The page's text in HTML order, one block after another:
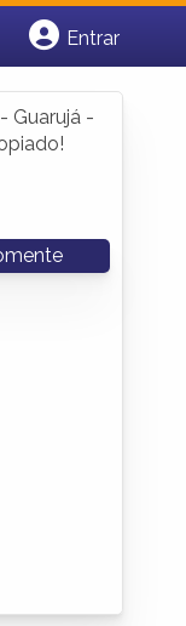
Entrar
Guarujá -